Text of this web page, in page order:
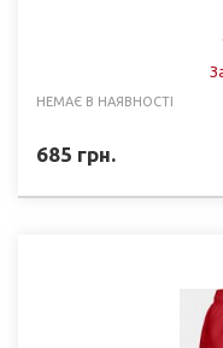
НЕМАЄ В НАЯВНОСТІ
685 грн.